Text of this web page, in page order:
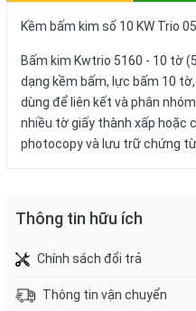
Kềm bấm kim số 10 KW Trio
Bấm kim Kwtrio 5160 - 10 tờ
dạng kềm bấm, lực bấm 10
dùng để liên kết và phân
nhiều tờ giấy thành xấp hoặc
photocopy và lưu trữ chứng từ.
Thông tin hữu ích
Chính sách đổi trả
Thông tin vận chuyển